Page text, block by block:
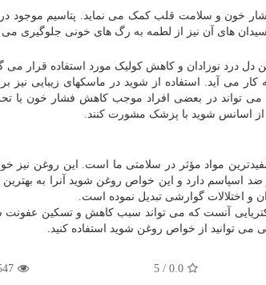
خون و سلامت قلب کمک می نماید. پتاسیم موجود در
های آن نیز از لطمه به رگ های خونی جلوگیری می
درد نوزادان و کاهش کولیک مورد استفاده قرار
آید. استفاده از شوید در ماسکهای زیبایی نیز
تواند در بعضی افراد موجب کاهش فشار خون یا
از اسانس شوید با پزشک مشورت کنند.
مفیدترین مواد مؤثر در سلامتی ما است. این روغن
اسپاسم دارد و این خواص روغن شوید آنرا به
و اختلالات گوارشی تبدیل نموده است.
آنست که می تواند سبب کاهش و تسکین
توانید از خواص روغن شوید استفاده کنید.
0.0
/
5